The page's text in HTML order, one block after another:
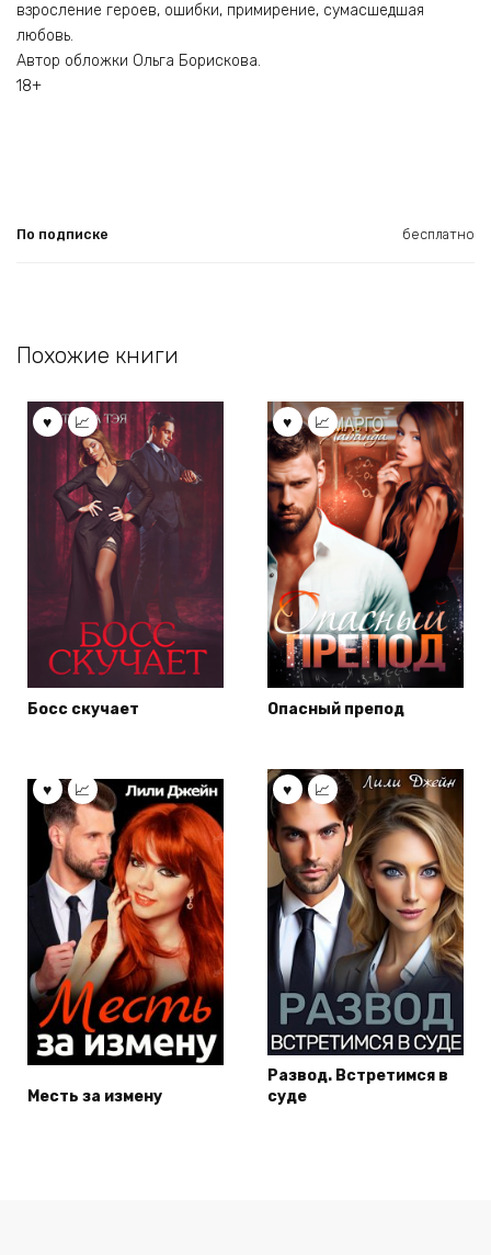
взросление героев, ошибки, примирение, сумасшедшая
любовь.
Автор обложки Ольга Борискова.
18+
По подписке бесплатно
Похожие книги
Босс скучает Опасный препод
Месть за измену
Развод. Встретимся в
суде